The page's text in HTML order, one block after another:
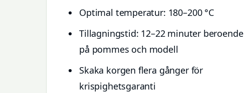
Optimal temperatur: 180–200 °C
Tillagningstid: 12–22 minuter beroende
på pommes och modell
Skaka korgen flera gånger för
krispighetsgaranti